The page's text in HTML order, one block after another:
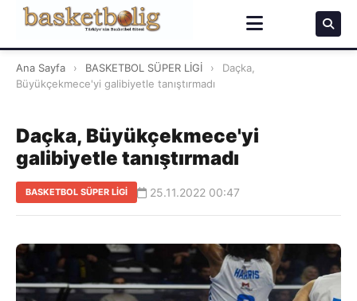
Ana Sayfa › BASKETBOL SÜPER LİGİ ›
Daçka,
Büyükçekmece'yi galibiyetle tanıştırmadı
Daçka, Büyükçekmece'yi
galibiyetle tanıştırmadı
BASKETBOL SÜPER LİGİ 25.11.2022 00:47